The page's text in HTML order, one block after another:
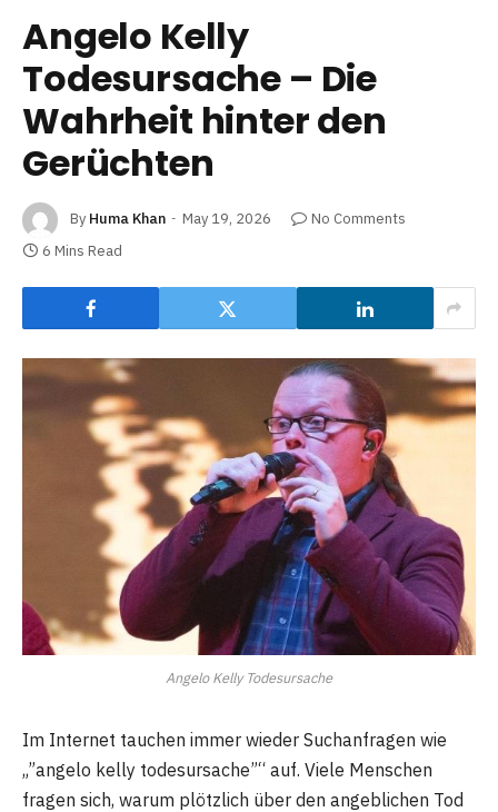
Angelo Kelly
Todesursache – Die
Wahrheit hinter den
Gerüchten
By Huma Khan May 19, 2026
No Comments
6 Mins Read
Angelo Kelly Todesursache
Im Internet tauchen immer wieder Suchanfragen wie
„”angelo kelly todesursache”“ auf. Viele Menschen
fragen sich, warum plötzlich über den angeblichen Tod